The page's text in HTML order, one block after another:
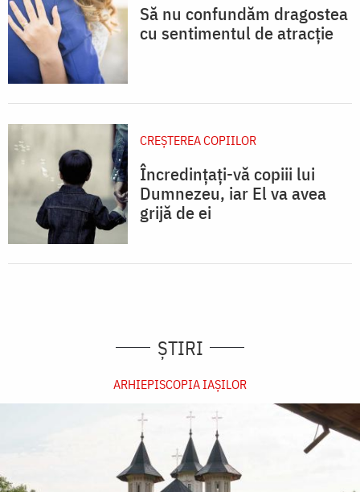
Să nu confundăm dragostea
cu sentimentul de atracție
CREŞTEREA COPIILOR
Încredințați-vă copiii lui
Dumnezeu, iar El va avea
grijă de ei
ȘTIRI
ARHIEPISCOPIA IAŞILOR